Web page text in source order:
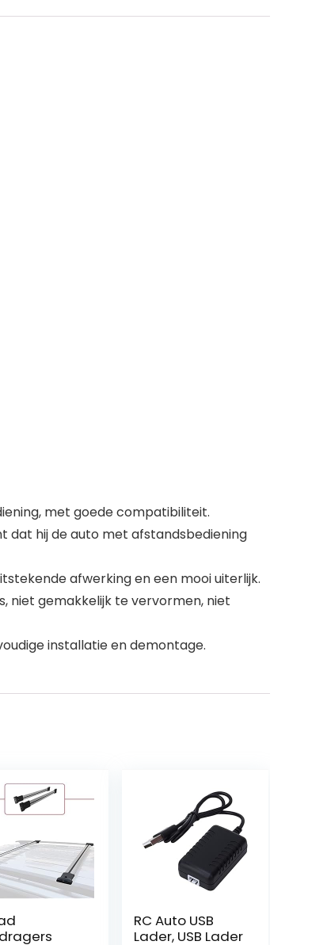
met goede compatibiliteit.
dat hij de auto met afstandsbediening
afwerking en een mooi uiterlijk.
niet gemakkelijk te vervormen, niet
installatie en demontage.
RC Auto USB
Lader, USB Lader